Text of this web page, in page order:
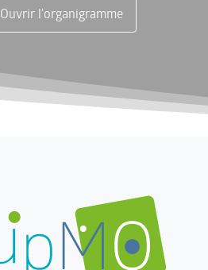
Ouvrir l'organigramme